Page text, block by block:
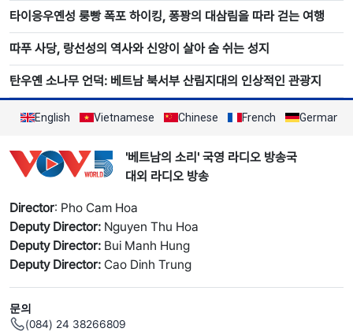
타이응우옌성 룽빵 폭포 하이킹, 퐁꽝의 대삼림을 따라 걷는 여행
따푸 사당, 랑선성의 역사와 신앙이 살아 숨 쉬는 성지
탄우옌 소나무 언덕: 베트남 북서부 산림지대의 인상적인 관광지
English Vietnamese Chinese French German
'베트남의 소리' 국영 라디오 방송국
대외 라디오 방송
Director: Pho Cam Hoa
Deputy Director: Nguyen Thu Hoa
Deputy Director: Bui Manh Hung
Deputy Director: Cao Dinh Trung
문의
(084) 24 38266809